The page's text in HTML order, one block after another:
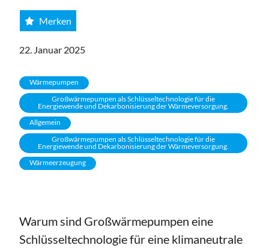
Merken
22. Januar 2025
Wärmepumpen
Großwärmepumpen als Schlüsseltechnologie für die
Energiewende und Dekarbonisierung der Wärmeversorgung.
Allgemein
Großwärmepumpen als Schlüsseltechnologie für die
Energiewende und Dekarbonisierung der Wärmeversorgung.
Wärmeerzeugung
Warum sind Großwärmepumpen eine
Schlüsseltechnologie für eine klimaneutrale